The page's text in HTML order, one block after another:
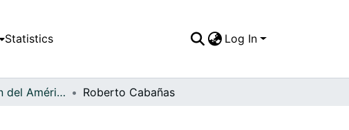
Statistics Log In
FFDO - Rincón del América - Patrimonial Roberto Cabañas